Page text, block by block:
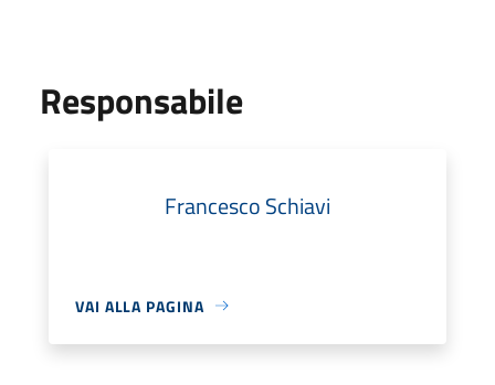
Responsabile
Francesco Schiavi
VAI ALLA PAGINA